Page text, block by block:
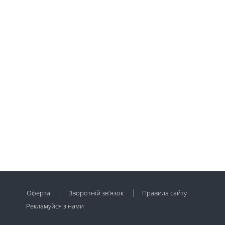
Оферта Зворотній зв'язок
Правила сайту
Рекламуйся з нами